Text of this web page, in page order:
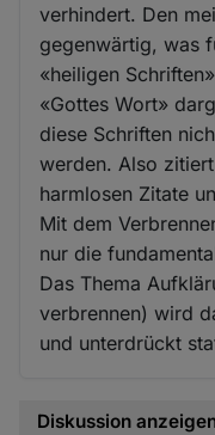
verhindert. Den
gegenwärtig, was
«heiligen
«Gottes Wort»
diese Schriften
werden. Also
harmlosen Zitate
Mit dem
nur die
Das Thema
verbrennen) wird
und unterdrückt
Diskussion